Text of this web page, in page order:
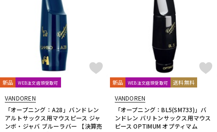
新品 WEB注文店頭受取可
VANDOREN
「オープニング：A28」バンドレン
アルトサックス用マウスピース ジャ
ンボ・ジャバ ブルーラバー 【決算売
新品 WEB注文店頭受取可 送料無料
VANDOREN
「オープニング：BL5(SM733)」バ
ンドレン バリトンサックス用マウス
ピース OPTIMUM オプティマム